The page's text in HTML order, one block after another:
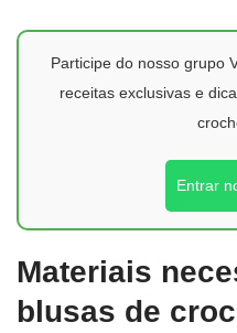
Participe do nosso grupo
receitas exclusivas e
Entrar
Materiais
blusas de